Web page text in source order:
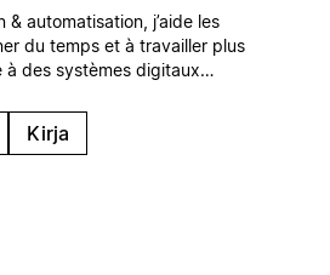
& automatisation, j’aide les
du temps et à travailler plus
à des systèmes digitaux
Kirja